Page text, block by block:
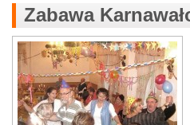
Zabawa